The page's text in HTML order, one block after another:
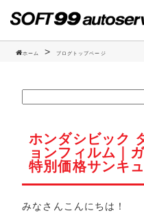
ホーム ブログトップページ
ホンダシビック
ョンフィルム｜
特別価格サンキ
みなさんこんにちは！